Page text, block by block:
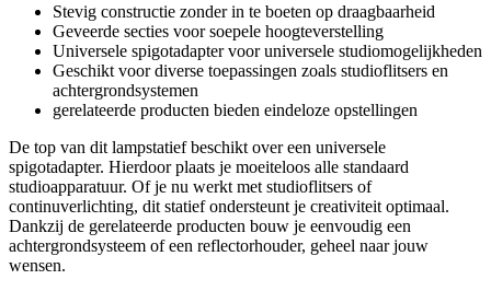
Stevig constructie zonder in te boeten op draagbaarheid
Geveerde secties voor soepele hoogteverstelling
Universele spigotadapter voor universele studiomogelijkheden
Geschikt voor diverse toepassingen zoals studioflitsers en
achtergrondsystemen
gerelateerde producten bieden eindeloze opstellingen
De top van dit lampstatief beschikt over een universele
spigotadapter. Hierdoor plaats je moeiteloos alle standaard
studioapparatuur. Of je nu werkt met studioflitsers of
continuverlichting, dit statief ondersteunt je creativiteit optimaal.
Dankzij de gerelateerde producten bouw je eenvoudig een
achtergrondsysteem of een reflectorhouder, geheel naar jouw
wensen.